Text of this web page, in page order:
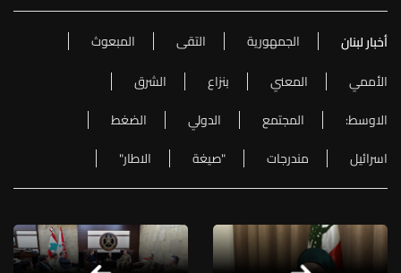
أخبار لبنان الجمهورية التقى
المبعوث
الأممي
المعني بنزاع
الشرق
الاوسط:
المجتمع الدولي
الضغط
اسرائيل
مندرجات "صيغة الاطار"